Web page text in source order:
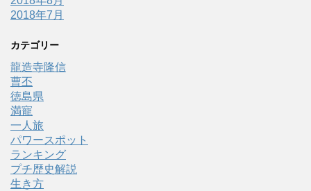
2018年7月
カテゴリー
龍造寺隆信
曹丕
徳島県
満寵
一人旅
パワースポット
ランキング
プチ歴史解説
生き方